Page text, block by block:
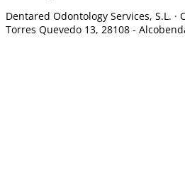
Dentared Odontology Services, S.L. ·
Torres Quevedo 13, 28108 -